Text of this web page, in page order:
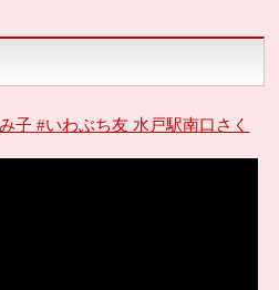
子 #いわぶち友 水戸駅南口さく